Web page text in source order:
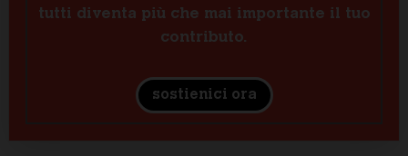
tutti diventa più che mai importante il tuo
contributo.
sostienici ora